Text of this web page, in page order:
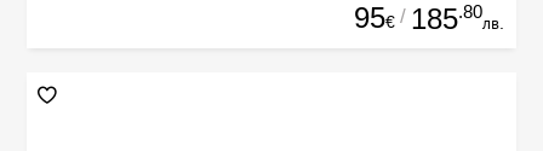
95€ / 185.80
лв.